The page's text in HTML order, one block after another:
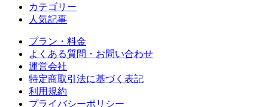
カテゴリー
人気記事
プラン・料金
よくある質問・お問い合わせ
運営会社
特定商取引法に基づく表記
利用規約
プライバシーポリシー